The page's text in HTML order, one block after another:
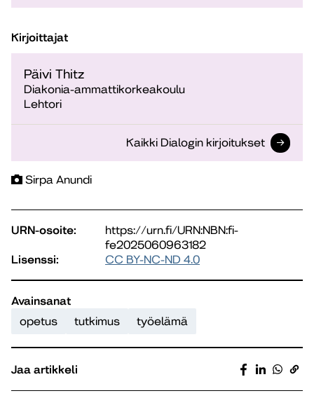
Kirjoittajat
Päivi Thitz
Diakonia-ammattikorkeakoulu
Lehtori
Kaikki Dialogin kirjoitukset
Sirpa Anundi
URN-osoite:
https://urn.fi/URN:NBN:fi-
fe2025060963182
Lisenssi:
CC BY-NC-ND 4.0
Avainsanat
opetus
tutkimus työelämä
Jaa artikkeli